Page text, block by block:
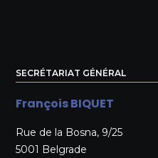
SECRÉTARIAT GÉNÉRAL
François BIQUET
Rue de la Bosna, 9/25
5001 Belgrade